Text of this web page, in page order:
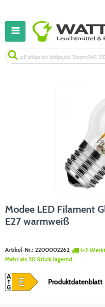
Modee LED Filament
E27 warmweiß
Artikel-Nr.: 2200002262
1-2
Mehr als 30 Stück lagernd
Produktdatenblatt